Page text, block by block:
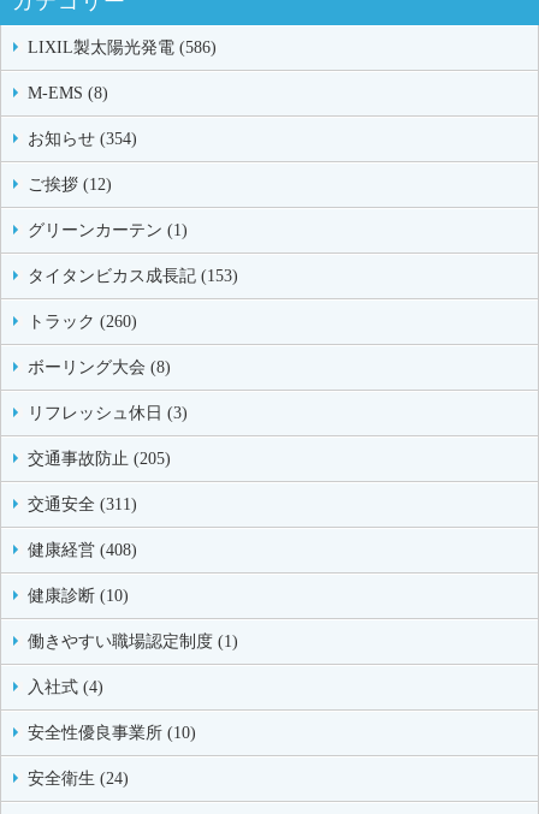
LIXIL製太陽光発電 (586)
M-EMS (8)
お知らせ (354)
ご挨拶 (12)
グリーンカーテン (1)
タイタンビカス成長記 (153)
トラック (260)
ボーリング大会 (8)
リフレッシュ休日 (3)
交通事故防止 (205)
交通安全 (311)
健康経営 (408)
健康診断 (10)
働きやすい職場認定制度 (1)
入社式 (4)
安全性優良事業所 (10)
安全衛生 (24)